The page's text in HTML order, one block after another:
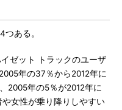
ある。
ゼット トラックのユーザ
年の37％から2012年に
2005年の5％が2012年に
女性が乗り降りしやすい